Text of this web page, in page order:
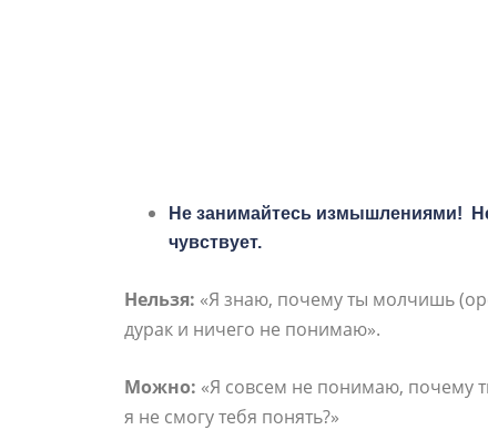
Не занимайтесь измышлениями! Не
чувствует.
Нельзя: «Я знаю, почему ты молчишь
дурак и ничего не понимаю».
Можно: «Я совсем не понимаю, почему
я не смогу тебя понять?»